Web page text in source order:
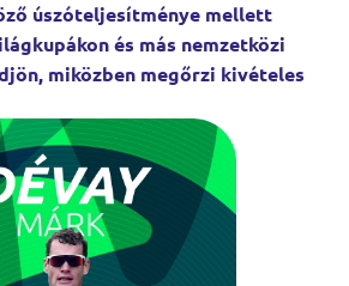
úszóteljesítménye mellett
és más nemzetközi
miközben megőrzi kivételes